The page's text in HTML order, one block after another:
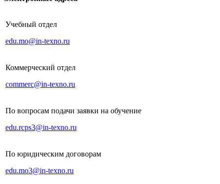
Учебный отдел
edu.mo@in-texno.ru
Коммерческий отдел
commerc@in-texno.ru
По вопросам подачи заявки на обучение
edu.rcps3@in-texno.ru
По юридическим договорам
edu.mo3@in-texno.ru